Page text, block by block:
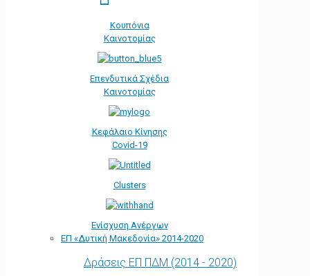
Κουπόνια
Καινοτομίας
Επενδυτικά Σχέδια
Καινοτομίας
Κεφάλαιο Κίνησης
Covid-19
Clusters
Ενίσχυση Ανέργων
ΕΠ «Δυτική Μακεδονία» 2014-2020
Δράσεις ΕΠ ΠΔΜ (2014 - 2020)